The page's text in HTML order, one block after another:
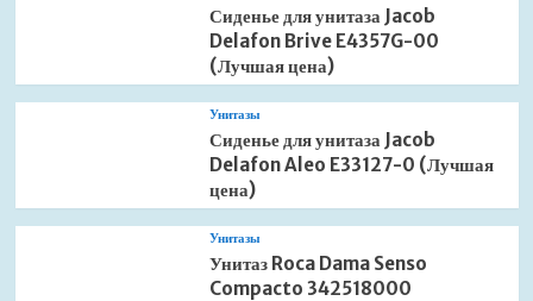
Сиденье для унитаза Jacob
Delafon Brive E4357G-00
(Лучшая цена)
Унитазы
Сиденье для унитаза Jacob
Delafon Aleo E33127-0 (Лучшая
цена)
Унитазы
Унитаз Roca Dama Senso
Compacto 342518000